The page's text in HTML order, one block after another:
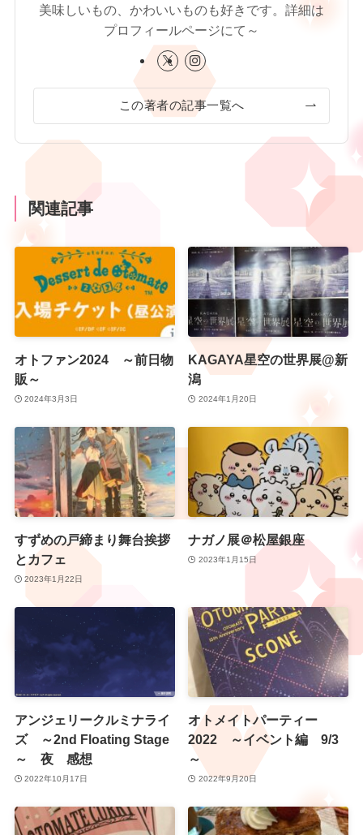
美味しいもの、かわいいものも好きです。詳細は
プロフィールページにて～
この著者の記事一覧へ
関連記事
オトファン2024 ～前日物
販～
2024年3月3日
KAGAYA星空の世界展@新
潟
2024年1月20日
すずめの戸締まり舞台挨拶
とカフェ
2023年1月22日
ナガノ展＠松屋銀座
2023年1月15日
アンジェリークルミナライ
ズ ～2nd Floating Stage
～ 夜 感想
2022年10月17日
オトメイトパーティー
2022 ～イベント編 9/3
～
2022年9月20日